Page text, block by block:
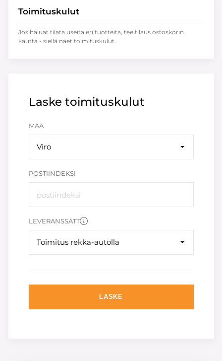
Laske toimituskulut
MAA
Viro
POSTIINDEKSI
LEVERANSSÄTT
Toimitus rekka-autolla
LASKE
Toimituskulut
Jos haluat tilata useita eri tuotteita, tee tilaus ostoskorin
kautta - siellä näet toimituskulut.